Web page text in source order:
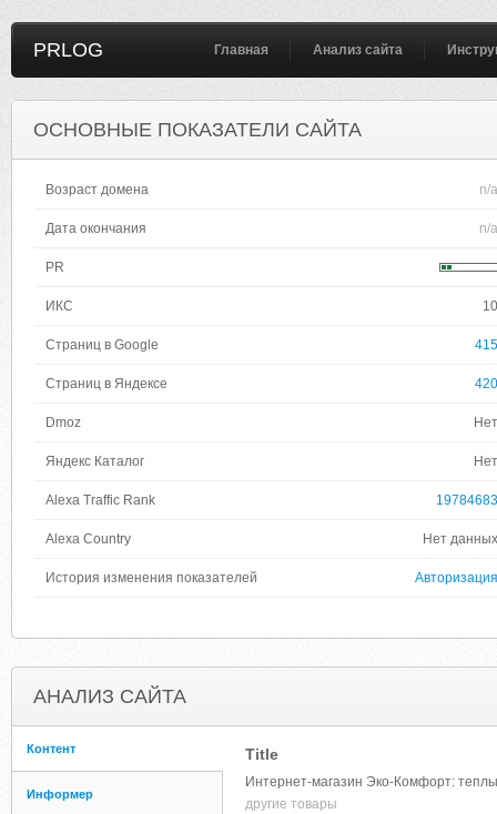
PRLOG Главная Анализ сайта
ОСНОВНЫЕ ПОКАЗАТЕЛИ САЙТА
Возраст домена n/a
Дата окончания n/a
PR
ИКС 10
Страниц в Google 415
Страниц в Яндексе 420
Dmoz Нет
Яндекс Каталог Нет
Alexa Traffic Rank 19784683
Alexa Country Нет данных
История изменения показателей Авторизация
АНАЛИЗ САЙТА
Контент
Информер
Title
Интернет-магазин Эко-Комфорт:
другие товары